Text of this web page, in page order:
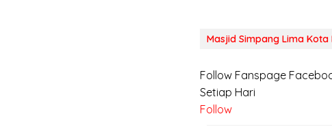
Masjid Simpang Lima Kota
Follow Fanspage
Setiap Hari
Follow